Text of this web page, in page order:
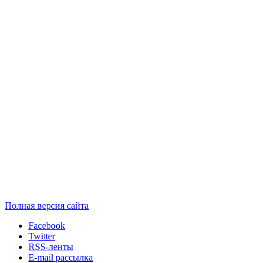
Полная версия сайта
Facebook
Twitter
RSS-ленты
E-mail рассылка